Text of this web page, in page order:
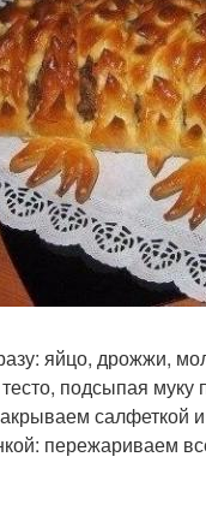
яйцо, дрожжи,
подсыпая муку
салфеткой
пережариваем